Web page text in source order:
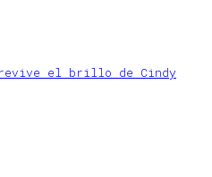
revive el brillo de Cindy